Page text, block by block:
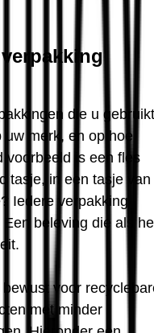
die u
uw merk, en op hoe
voorbeeld is een fles
tasje, in een tasje van
Iedere verpakking
Een beleving die als
bewust voor
met minder